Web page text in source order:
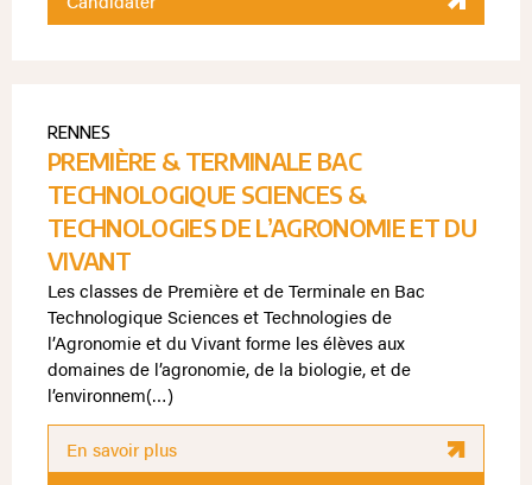
RENNES
PREMIÈRE & TERMINALE BAC
TECHNOLOGIQUE SCIENCES &
TECHNOLOGIES DE L’AGRONOMIE ET DU
VIVANT
Les classes de Première et de Terminale en Bac
Technologique Sciences et Technologies de
l’Agronomie et du Vivant forme les élèves aux
domaines de l’agronomie, de la biologie, et de
l’environnem(…)
En savoir plus